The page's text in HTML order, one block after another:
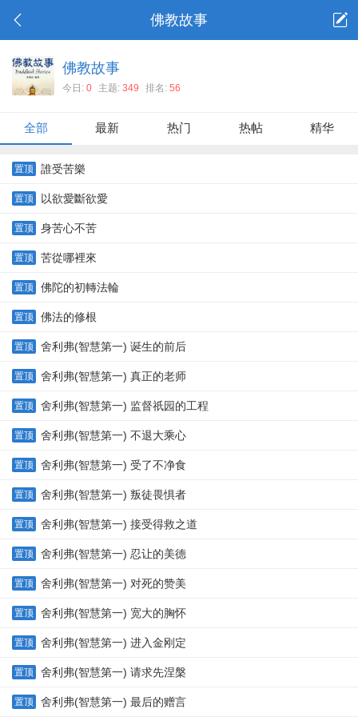
佛教故事
佛教故事
今日: 0 主题: 349 排名: 56
全部 最新 热门 热帖 精华
置顶 誰受苦樂
置顶 以欲愛斷欲愛
置顶 身苦心不苦
置顶 苦從哪裡來
置顶 佛陀的初轉法輪
置顶 佛法的修根
置顶 舍利弗(智慧第一) 诞生的前后
置顶 舍利弗(智慧第一) 真正的老师
置顶 舍利弗(智慧第一) 监督祇园的工程
置顶 舍利弗(智慧第一) 不退大乘心
置顶 舍利弗(智慧第一) 受了不净食
置顶 舍利弗(智慧第一) 叛徒畏惧者
置顶 舍利弗(智慧第一) 接受得救之道
置顶 舍利弗(智慧第一) 忍让的美德
置顶 舍利弗(智慧第一) 对死的赞美
置顶 舍利弗(智慧第一) 宽大的胸怀
置顶 舍利弗(智慧第一) 进入金刚定
置顶 舍利弗(智慧第一) 请求先涅槃
置顶 舍利弗(智慧第一) 最后的赠言